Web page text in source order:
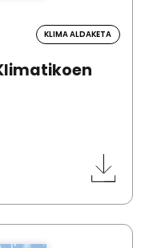
KLIMA ALDAKETA